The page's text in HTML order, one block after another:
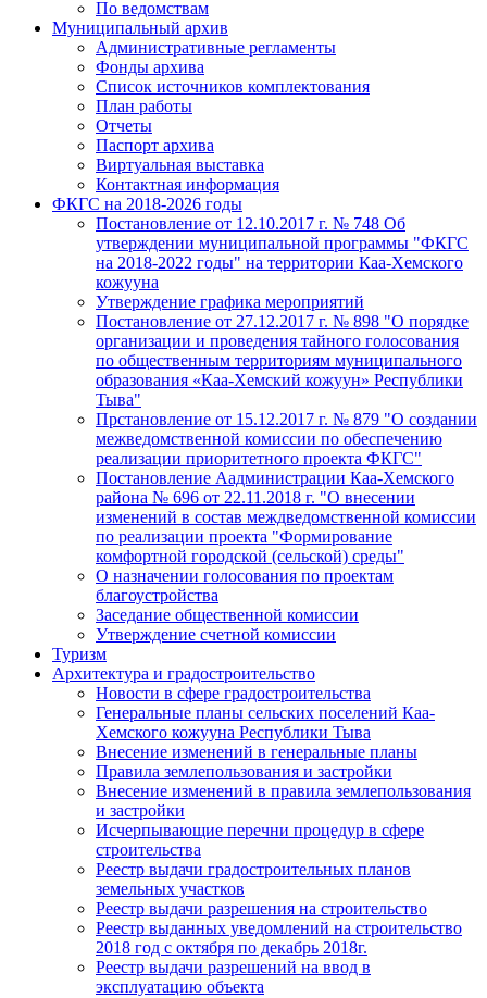
По ведомствам
Муниципальный архив
Административные регламенты
Фонды архива
Список источников комплектования
План работы
Отчеты
Паспорт архива
Виртуальная выставка
Контактная информация
ФКГС на 2018-2026 годы
Постановление от 12.10.2017 г. № 748 Об
утверждении муниципальной программы "ФКГС
на 2018-2022 годы" на территории Каа-Хемского
кожууна
Утверждение графика мероприятий
Постановление от 27.12.2017 г. № 898 "О порядке
организации и проведения тайного голосования
по общественным территориям муниципального
образования «Каа-Хемский кожуун» Республики
Тыва"
Прстановление от 15.12.2017 г. № 879 "О создании
межведомственной комиссии по обеспечению
реализации приоритетного проекта ФКГС"
Постановление Аадминистрации Каа-Хемского
района № 696 от 22.11.2018 г. "О внесении
изменений в состав междведомственной комиссии
по реализации проекта "Формирование
комфортной городской (сельской) среды"
О назначении голосования по проектам
благоустройства
Заседание общественной комиссии
Утверждение счетной комиссии
Туризм
Архитектура и градостроительство
Новости в сфере градостроительства
Генеральные планы сельских поселений Каа-
Хемского кожууна Республики Тыва
Внесение изменений в генеральные планы
Правила землепользования и застройки
Внесение изменений в правила землепользования
и застройки
Исчерпывающие перечни процедур в сфере
строительства
Реестр выдачи градостроительных планов
земельных участков
Реестр выдачи разрешения на строительство
Реестр выданных уведомлений на строительство
2018 год с октября по декабрь 2018г.
Реестр выдачи разрешений на ввод в
эксплуатацию объекта